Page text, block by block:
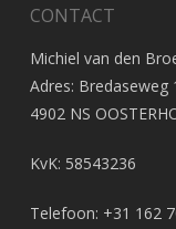
CONTACT
Michiel van den
Adres: Bredaseweg
4902 NS
KvK: 58543236
Telefoon: +31 162